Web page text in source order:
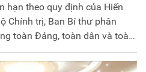
hạn theo quy định của Hiến
Chính trị, Ban Bí thư phân
toàn Đảng, toàn dân và toàn
quyết Đại hội đại biểu toàn
chủ trương, đường lối của